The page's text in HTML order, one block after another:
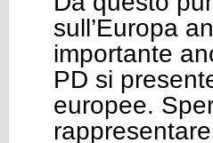
sull’Europa
importante
PD si
europee.